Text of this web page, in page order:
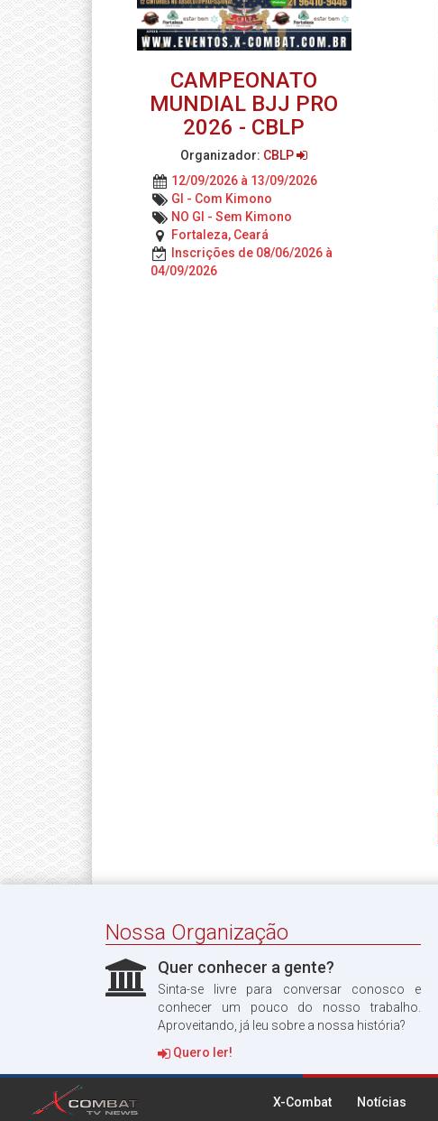
CAMPEONATO
MUNDIAL BJJ PRO
2026 - CBLP
Organizador: CBLP
12/09/2026 à 13/09/2026
GI - Com Kimono
NO GI - Sem Kimono
Fortaleza, Ceará
Inscrições de 08/06/2026 à
04/09/2026
Nossa Organização
Quer conhecer a gente?
Sinta-se livre para conversar conosco e
conhecer um pouco do nosso trabalho.
Aproveitando, já leu sobre a nossa história?
Quero ler!
X-Combat Notícias